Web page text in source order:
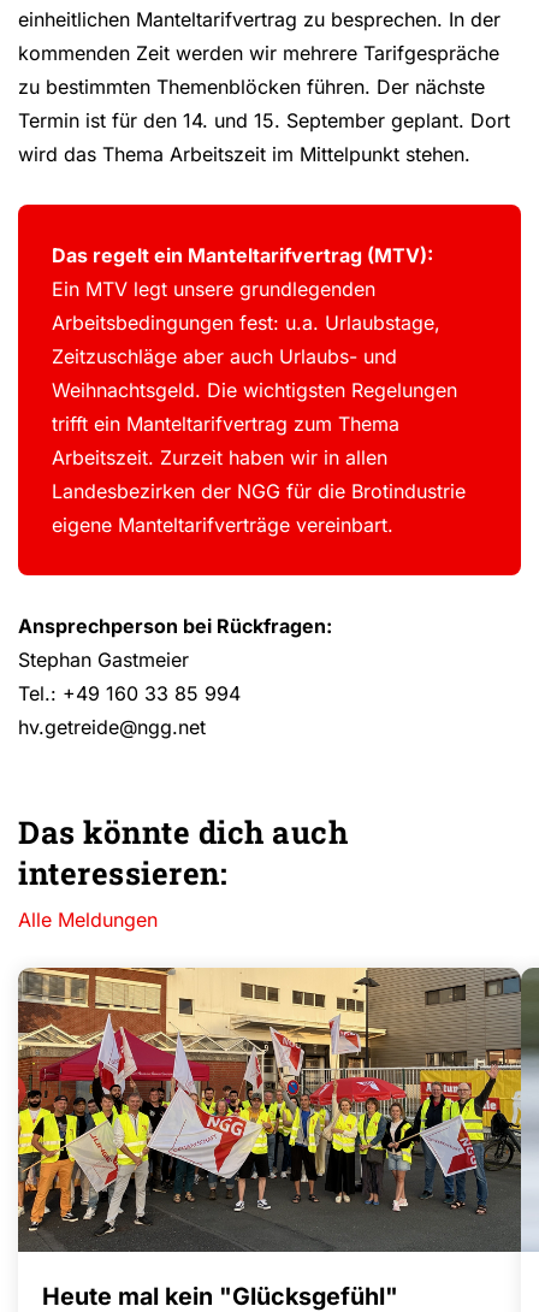
einheitlichen Manteltarifvertrag zu besprechen. In der
kommenden Zeit werden wir mehrere Tarifgespräche
zu bestimmten Themenblöcken führen. Der nächste
Termin ist für den 14. und 15. September geplant. Dort
wird das Thema Arbeitszeit im Mittelpunkt stehen.
Das regelt ein Manteltarifvertrag (MTV):
Ein MTV legt unsere grundlegenden
Arbeitsbedingungen fest: u.a. Urlaubstage,
Zeitzuschläge aber auch Urlaubs- und
Weihnachtsgeld. Die wichtigsten Regelungen
trifft ein Manteltarifvertrag zum Thema
Arbeitszeit. Zurzeit haben wir in allen
Landesbezirken der NGG für die Brotindustrie
eigene Manteltarifverträge vereinbart.
Ansprechperson bei Rückfragen:
Stephan Gastmeier
Tel.: +49 160 33 85 994
hv.getreide@ngg.net
Das könnte dich auch
interessieren:
Alle Meldungen
Heute mal kein "Glücksgefühl"